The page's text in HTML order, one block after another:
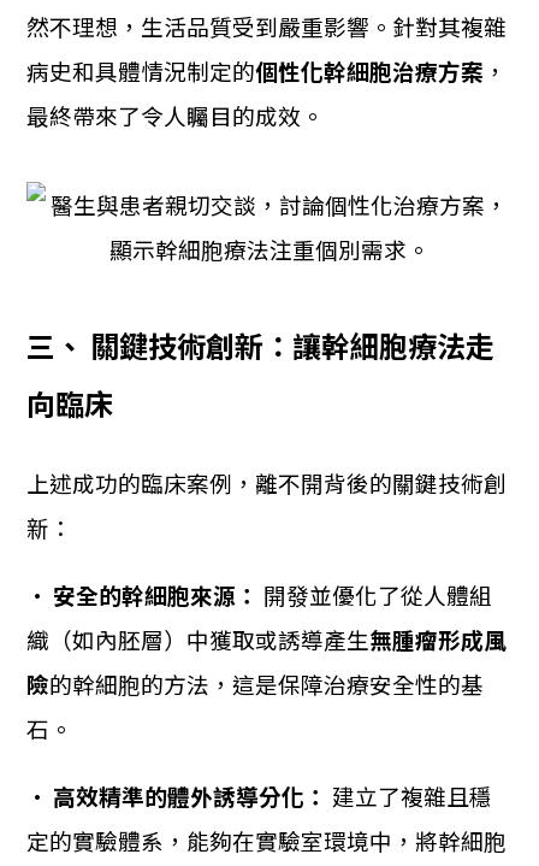
然不理想，生活品質受到嚴重影響。針對其複雜
病史和具體情況制定的個性化幹細胞治療方案 ，
最終帶來了令人矚目的成效。
三、 關鍵技術創新：讓幹細胞療法走
向臨床
上述成功的臨床案例，離不開背後的關鍵技術創
新：
• 安全的幹細胞來源： 開發並優化了從人體組
織（如內胚層）中獲取或誘導產生無腫瘤形成風
險的幹細胞的方法，這是保障治療安全性的基
石。
• 高效精準的體外誘導分化： 建立了複雜且穩
定的實驗體系，能夠在實驗室環境中，將幹細胞